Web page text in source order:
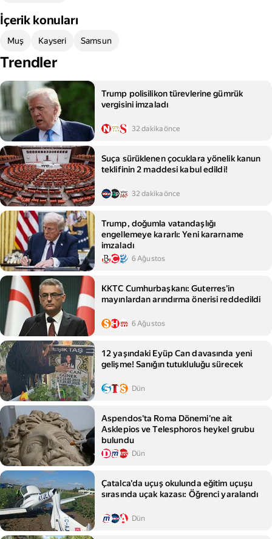
İçerik konuları
Muş Kayseri Samsun
Trendler
Trump polisilikon türevlerine gümrük
vergisini imzaladı
32 dakika önce
Suça sürüklenen çocuklara yönelik kanun
teklifinin 2 maddesi kabul edildi!
32 dakika önce
Trump, doğumla vatandaşlığı
engellemeye kararlı: Yeni kararname
imzaladı
6 Ağustos
KKTC Cumhurbaşkanı: Guterres'in
mayınlardan arındırma önerisi reddedildi
6 Ağustos
12 yaşındaki Eyüp Can davasında yeni
gelişme! Sanığın tutukluluğu sürecek
Dün
Aspendos'ta Roma Dönemi'ne ait
Asklepios ve Telesphoros heykel grubu
bulundu
Dün
Çatalca'da uçuş okulunda eğitim uçuşu
sırasında uçak kazası: Öğrenci yaralandı
Dün